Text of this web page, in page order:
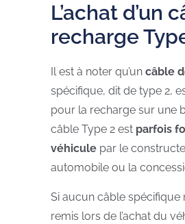
L’achat d’un
recharge
Il est à noter qu’un câble
spécifique, dit de type 2,
pour la recharge sur une
câble Type 2 est parfois
véhicule par le
automobile ou la
Si aucun câble spécifique
remis lors de l’achat du